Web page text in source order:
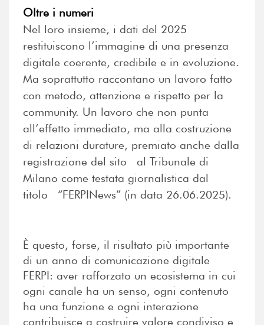
Oltre i numeri
Nel loro insieme, i dati del 2025
restituiscono l’immagine di una presenza
digitale coerente, credibile e in evoluzione.
Ma soprattutto raccontano un lavoro fatto
con metodo, attenzione e rispetto per la
community. Un lavoro che non punta
all’effetto immediato, ma alla costruzione
di relazioni durature, premiato anche dalla
registrazione del sito al Tribunale di
Milano come testata giornalistica dal
titolo “FERPINews” (in data 26.06.2025).
È questo, forse, il risultato più importante
di un anno di comunicazione digitale
FERPI: aver rafforzato un ecosistema in cui
ogni canale ha un senso, ogni contenuto
ha una funzione e ogni interazione
contribuisce a costruire valore condiviso e